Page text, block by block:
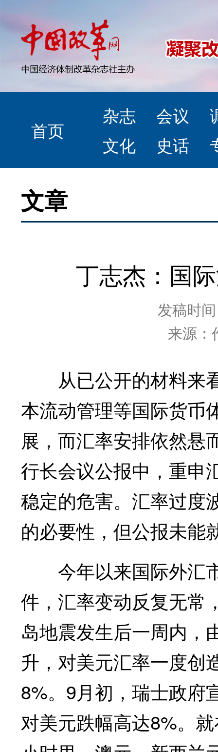
首页
杂志 会议
文化
史话
文章
丁志杰：国
发稿时
来源：
从已公开的材料来
本流动管理等国际货币
展，而汇率安排依然悬
行长会议公报中，重申
稳定的危害。汇率过度
的必要性，但公报未能
今年以来国际外汇
件，汇率变动反复无常
岛地震发生后一周内，
升，对美元汇率一度创
8%。9月初，瑞士政府
对美元跌幅高达8%。